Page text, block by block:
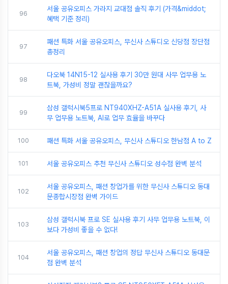
96
서울 공유오피스 가라지 교대점 솔직 후기 (가격&middot;
혜택 기준 정리)
97
패션 특화 서울 공유오피스, 무신사 스튜디오 신당점 장단점
총정리
98
다오북 14N15-12 실사용 후기 30만 원대 사무 업무용 노
트북, 가성비 정말 괜찮을까요?
99
삼성 갤럭시북5프로 NT940XHZ-A51A 실사용 후기, 사
무 업무용 노트북, AI로 업무 효율을 바꾸다
100 패션 특화 서울 공유오피스, 무신사 스튜디오 한남점 A to Z
101 서울 공유오피스 추천 무신사 스튜디오 성수점 완벽 분석
102
서울 공유오피스, 패션 창업가를 위한 무신사 스튜디오 동대
문종합시장점 완벽 가이드
103
삼성 갤럭시북 프로 SE 실사용 후기 사무 업무용 노트북, 이
보다 가성비 좋을 수 없다!
104
서울 공유오피스, 패션 창업의 정답 무신사 스튜디오 동대문
점 완벽 분석